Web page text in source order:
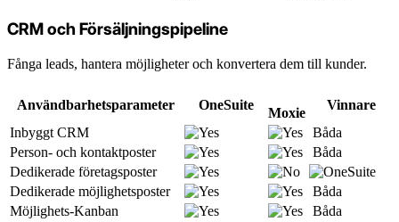
CRM och Försäljningspipeline
Fånga leads, hantera möjligheter och konvertera dem till kunder.
Användbarhetsparameter OneSuite
Moxie
Vinnare
Inbyggt CRM
Båda
Person- och kontaktposter
Båda
Dedikerade företagsposter
Dedikerade möjlighetsposter
Båda
Möjlighets-Kanban
Båda